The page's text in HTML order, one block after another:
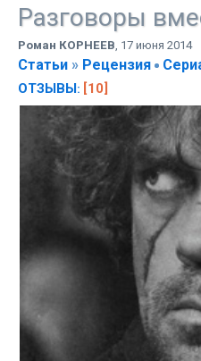
Разговоры
Роман КОРНЕЕВ, 17 июня 2014
Статьи » Рецензия
ОТЗЫВЫ: [10]